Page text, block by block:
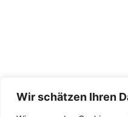
Wir schätzen Ihren
Rechtliches